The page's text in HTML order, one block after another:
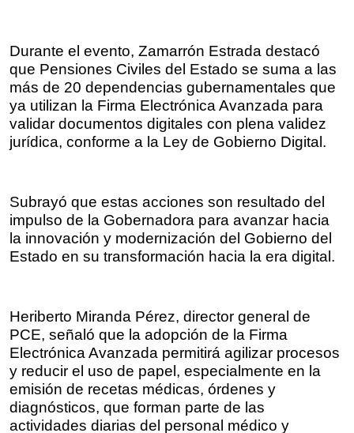
Durante el evento, Zamarrón Estrada destacó
que Pensiones Civiles del Estado se suma a las
más de 20 dependencias gubernamentales que
ya utilizan la Firma Electrónica Avanzada para
validar documentos digitales con plena validez
jurídica, conforme a la Ley de Gobierno Digital.
Subrayó que estas acciones son resultado del
impulso de la Gobernadora para avanzar hacia
la innovación y modernización del Gobierno del
Estado en su transformación hacia la era digital.
Heriberto Miranda Pérez, director general de
PCE, señaló que la adopción de la Firma
Electrónica Avanzada permitirá agilizar procesos
y reducir el uso de papel, especialmente en la
emisión de recetas médicas, órdenes y
diagnósticos, que forman parte de las
actividades diarias del personal médico y